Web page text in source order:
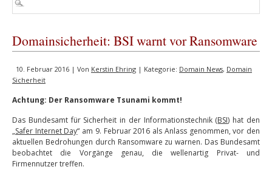
Domainsicherheit: BSI warnt vor Ransomware
10. Februar 2016 | Von Kerstin Ehring | Kategorie: Domain News, Domain
Sicherheit
Achtung: Der Ransomware Tsunami kommt!
Das Bundesamt für Sicherheit in der Informationstechnik (BSI) hat den
„Safer Internet Day“ am 9. Februar 2016 als Anlass genommen, vor den
aktuellen Bedrohungen durch Ransomware zu warnen. Das Bundesamt
beobachtet die Vorgänge genau, die wellenartig Privat- und
Firmennutzer treffen.